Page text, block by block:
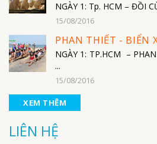
NGÀY 1: Tp. HCM – ĐỒI
15/08/2016
PHAN THIẾT - BIỂN
NGÀY 1: TP.HCM –
...
15/08/2016
XEM THÊM
LIÊN HỆ